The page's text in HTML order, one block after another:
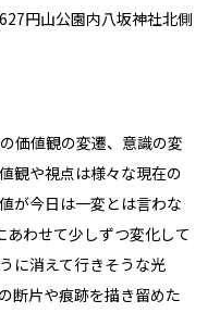
円山公園内八坂神社北側
価値観の変遷、意識の変
観や視点は様々な現在の
が今日は一変とは言わな
わせて少しずつ変化して
に消えて行きそうな光
断片や痕跡を描き留めた